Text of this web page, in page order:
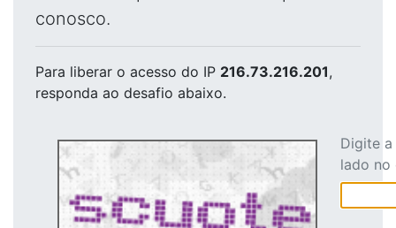
conosco.
Para liberar o acesso do IP 216.73.216.201,
responda ao desafio abaixo.
Digite
lado no